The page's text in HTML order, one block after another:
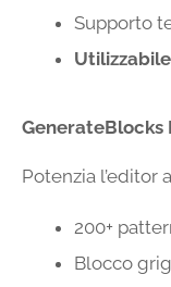
Supporto
Potenzia l’editor
200+
Blocco